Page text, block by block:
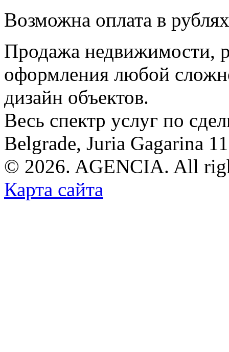
Возможна оплата в
Продажа недвижимости,
оформления любой
дизайн объектов.
Весь спектр услуг по
Belgrade, Juria Gagarina
© 2026. AGENCIA. All
Карта сайта